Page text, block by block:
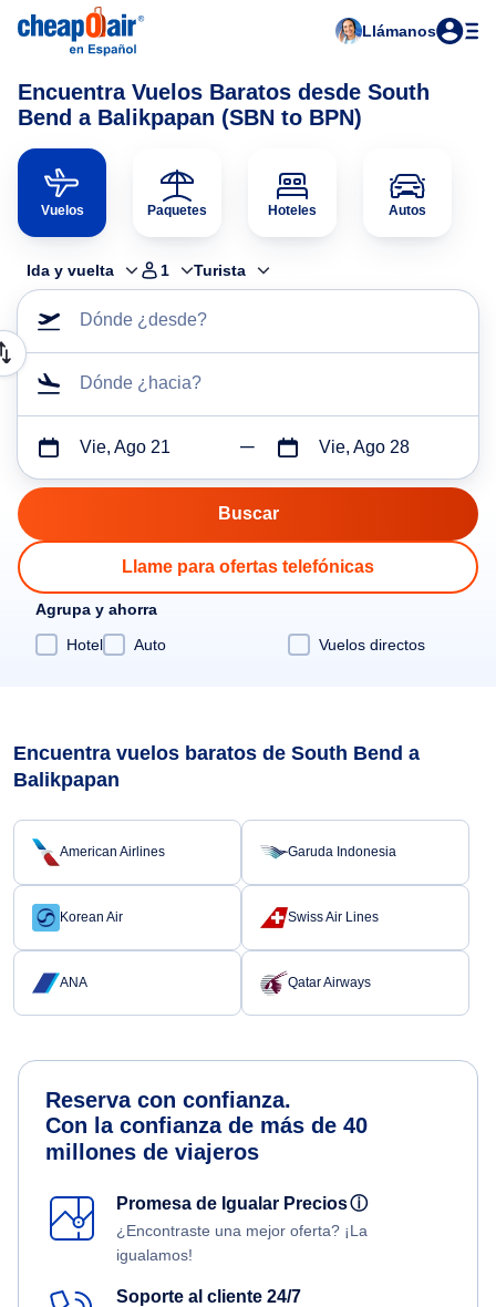
Llámanos
Encuentra Vuelos Baratos desde South
Bend a Balikpapan (SBN to BPN)
Vuelos Paquetes Hoteles Autos
Ida y vuelta 1 Turista
Dónde ¿desde?
Dónde ¿hacia?
Vie, Ago 21 Vie, Ago 28
Llame para ofertas telefónicas
Agrupa y ahorra
Hotel
Auto Vuelos directos
Encuentra vuelos baratos de South Bend a
Balikpapan
American Airlines Garuda Indonesia
Korean Air Swiss Air Lines
ANA Qatar Airways
Reserva con confianza.
Con la confianza de más de 40
millones de viajeros
Promesa de Igualar Preciosⓘ
¿Encontraste una mejor oferta? ¡La
igualamos!
Soporte al cliente 24/7